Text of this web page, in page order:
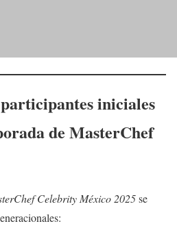
iniciales
de MasterChef
Celebrity México 2025se